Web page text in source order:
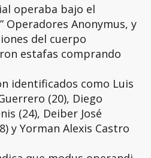
operaba bajo el
Operadores Anonymus, y
del cuerpo
estafas comprando
identificados como Luis
(20), Diego
(24), Deiber José
y Yorman Alexis Castro